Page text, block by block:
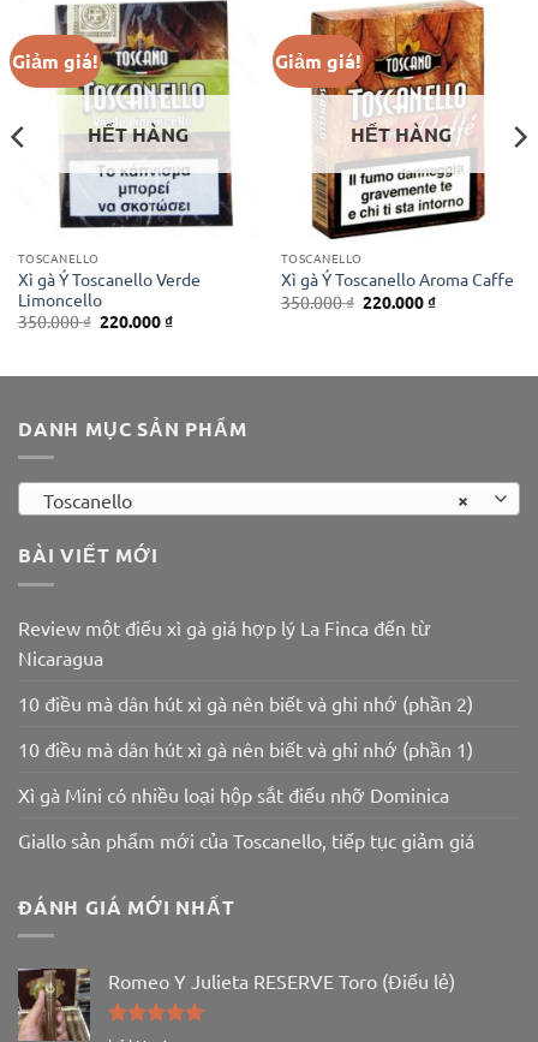
Giảm giá!
HẾT HÀNG
TOSCANELLO
Xì gà Ý Toscanello Verde
Limoncello
350.000₫ Giá
gốc
220.000₫Giá
220.000 ₫.
Giảm giá!
HẾT HÀNG
TOSCANELLO
Xì gà Ý Toscanello Aroma Caffe
350.000₫ Giá
gốc
220.000₫Giá
DANH MỤC SẢN PHẨM
×
Toscanello
BÀI VIẾT MỚI
Review một điếu xì gà giá hợp lý La Finca đến từ
Nicaragua
10 điều mà dân hút xì gà nên biết và ghi nhớ (phần 2)
10 điều mà dân hút xì gà nên biết và ghi nhớ (phần 1)
Xì gà Mini có nhiều loại hộp sắt điếu nhỡ Dominica
Giallo sản phẩm mới của Toscanello, tiếp tục giảm giá
ĐÁNH GIÁ MỚI NHẤT
Romeo Y Julieta RESERVE Toro (Điếu lẻ)